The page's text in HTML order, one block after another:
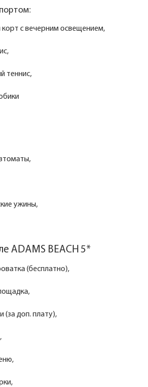
корт с вечерним освещением,
теннис,
ужины,
ADAMS BEACH 5*
(бесплатно),
(за доп. плату),